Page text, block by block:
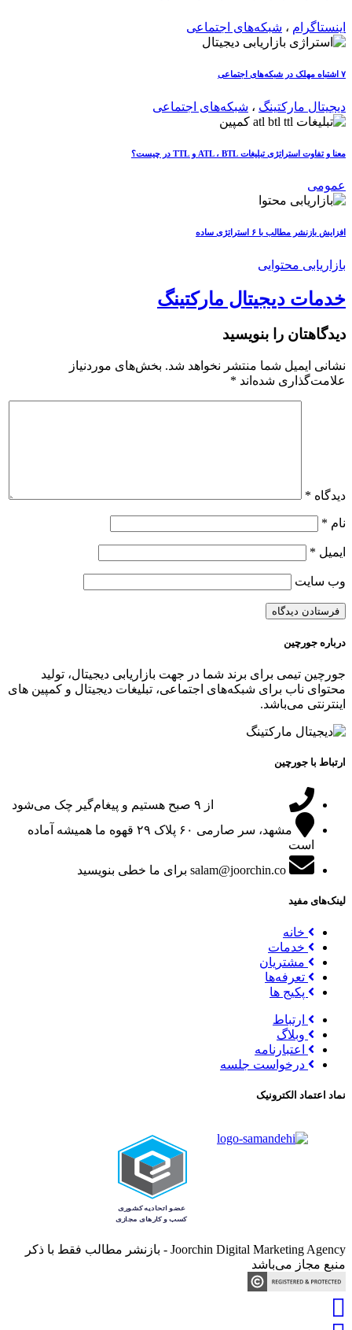
اینستاگرام ، شبکه‌های اجتماعی
۷ اشتباه مهلک در شبکه‌های اجتماعی
دیجیتال مارکتینگ ، شبکه‌های اجتماعی
معنا و تفاوت استراتژی تبلیغات ATL ، BTL و TTL در چیست؟
عمومی
افزایش بازنشر مطالب با ۶ استراتژی ساده
بازاریابی محتوایی
خدمات دیجیتال مارکتینگ
دیدگاهتان را بنویسید
نشانی ایمیل شما منتشر نخواهد شد. بخش‌های موردنیاز
علامت‌گذاری شده‌اند *
دیدگاه *
نام *
ایمیل *
وب‌ سایت
درباره جورچین
جورچین تیمی برای برند شما در جهت بازاریابی دیجیتال، تولید
محتوای ناب برای شبکه‌های اجتماعی، تبلیغات دیجیتال و کمپین های
اینترنتی می‌باشد.
ارتباط با جورچین
از ۹ صبح هستیم و پیغام‌گیر چک می‌شود
مشهد، سر صارمی ۶۰ پلاک ۲۹
قهوه ما همیشه آماده
است
salam@joorchin.co برای ما خطی بنویسید
لینک‌های مفید
خانه
خدمات
مشتریان
تعرفه‌ها
پکیج ها
ارتباط
وبلاگ
اعتبارنامه
درخواست جلسه
نماد اعتماد الکترونیک
Joorchin Digital Marketing Agency - بازنشر مطالب فقط با ذکر
منبع مجاز می‌باشد